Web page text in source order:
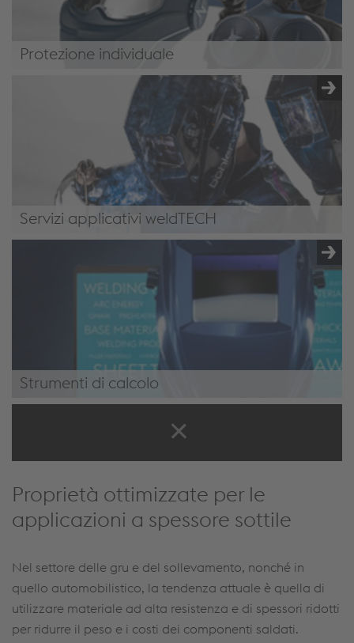
Protezione individuale
/it-it/soluzioni/full-welding-solutions/gru-e-
sollevamento/#PersonalProtection
Servizi applicativi weldTECH
/it-it/soluzioni/full-welding-solutions/gru-e-
Strumenti di calcolo
sollevamento/#CalculationTools
Proprietà ottimizzate per le
applicazioni a spessore sottile
Nel settore delle gru e del sollevamento, nonché in
quello automobilistico, la tendenza attuale è quella di
utilizzare materiale ad alta resistenza e di spessori ridotti
per ridurre il peso e i costi dei componenti saldati.